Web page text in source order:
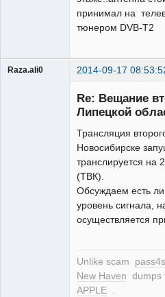
принимал на
тюнером DVB-T2
Raza.ali0 2014-09-17
Re: Вещание
Липецкой
Трансляция
Новосибирске
транслируется на
(ТВК).
Обсуждаем есть
уровень сигнала,
осуществляется
Unlike scam
New Haven dumps
APPLE .